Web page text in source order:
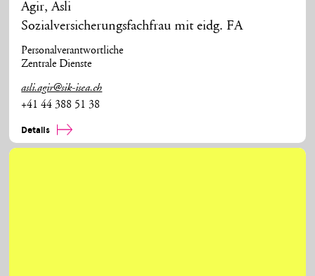
Agir,Asli
Sozialversicherungsfachfrau mit eidg. FA
Personalverantwortliche
Zentrale Dienste
asli.agir@sik-isea.ch
+41 44 388 51 38
Details